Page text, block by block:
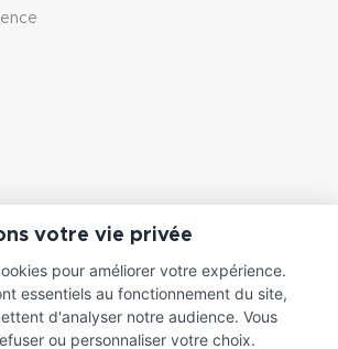
pompe
votre vie privée
pour améliorer votre expérience.
essentiels au fonctionnement du site,
d'analyser notre audience. Vous
ou personnaliser votre choix.